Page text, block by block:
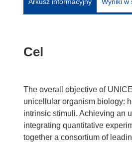
Cel
The overall objective of
unicellular organism biology:
intrinsic stimuli. Achieving an
integrating quantitative
together a consortium of